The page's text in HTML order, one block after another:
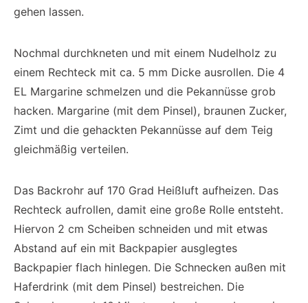
gehen lassen.
Nochmal durchkneten und mit einem Nudelholz zu
einem Rechteck mit ca. 5 mm Dicke ausrollen. Die 4
EL Margarine schmelzen und die Pekannüsse grob
hacken. Margarine (mit dem Pinsel), braunen Zucker,
Zimt und die gehackten Pekannüsse auf dem Teig
gleichmäßig verteilen.
Das Backrohr auf 170 Grad Heißluft aufheizen. Das
Rechteck aufrollen, damit eine große Rolle entsteht.
Hiervon 2 cm Scheiben schneiden und mit etwas
Abstand auf ein mit Backpapier ausglegtes
Backpapier flach hinlegen. Die Schnecken außen mit
Haferdrink (mit dem Pinsel) bestreichen. Die